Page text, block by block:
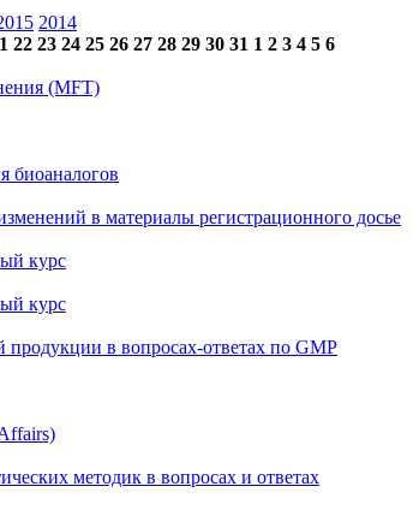
2014
22 23 24 25 26 27 28 29 30 31 1 2 3 4 5 6
(MFT)
биоаналогов
в материалы регистрационного досье
курс
курс
в вопросах-ответах по GMP
методик в вопросах и ответах